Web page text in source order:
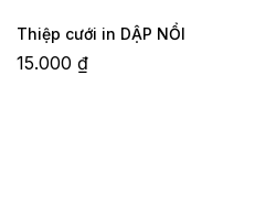
Thiệp cưới in DẬP NỔI
15.000 ₫